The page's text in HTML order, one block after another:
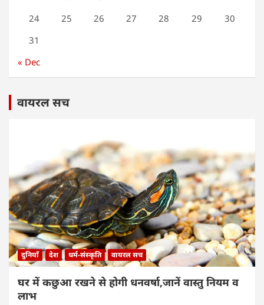
24
25 26 27 28 29
30
31
« Dec
वायरल सच
दुनियाँ देश धर्म-संस्कृति वायरल सच
घर में कछुआ रखने से होगी धनवर्षा,जानें वास्तु नियम व
लाभ